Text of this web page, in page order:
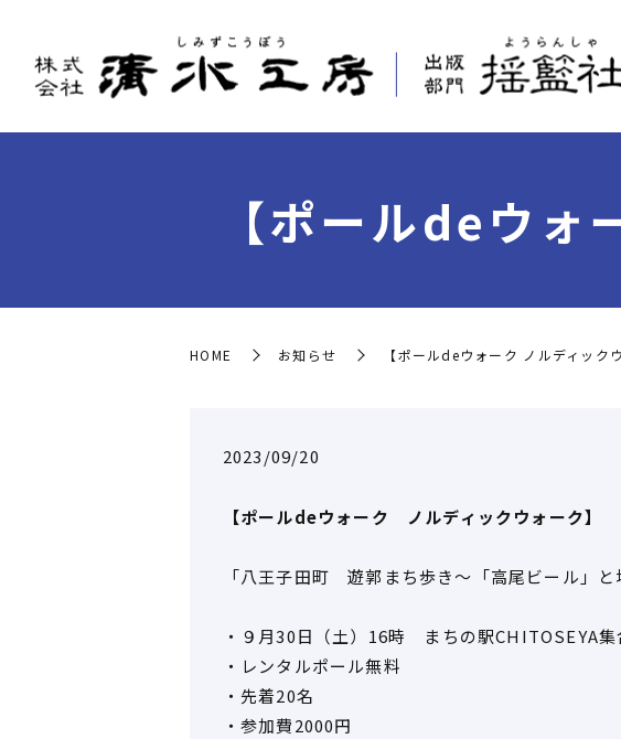
【ポールdeウォ
HOME お知らせ 【ポールdeウォーク ノルディック
2023/09/20
【ポールdeウォーク ノルディックウォーク】
「八王子田町 遊郭まち歩き～「高尾ビール」と
・９月30日（土）16時 まちの駅CHITOSEYA集
・レンタルポール無料
・先着20名
・参加費2000円